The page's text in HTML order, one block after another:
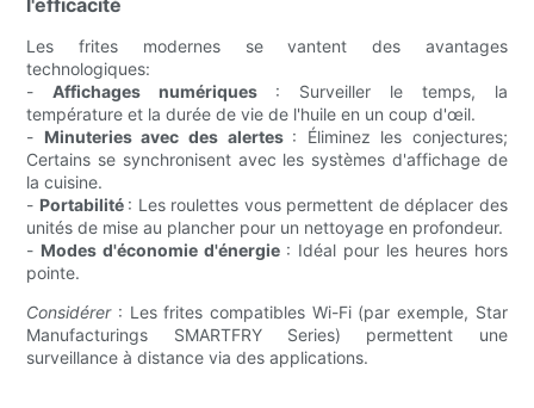
l'efficacité
Les frites modernes se vantent des avantages
technologiques:
-Affichages numériques : Surveiller le temps, la
température et la durée de vie de l'huile en un coup d'œil.
- Minuteries avec des alertes : Éliminez les conjectures;
Certains se synchronisent avec les systèmes d'affichage de
la cuisine.
- Portabilité : Les roulettes vous permettent de déplacer des
unités de mise au plancher pour un nettoyage en profondeur.
- Modes d'économie d'énergie : Idéal pour les heures hors
pointe.
Considérer : Les frites compatibles Wi-Fi (par exemple, Star
Manufacturings SMARTFRY Series) permettent une
surveillance à distance via des applications.